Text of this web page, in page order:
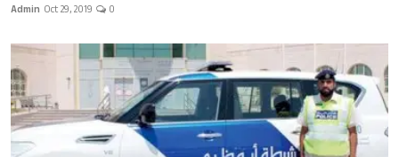
Admin Oct 29, 2019 0